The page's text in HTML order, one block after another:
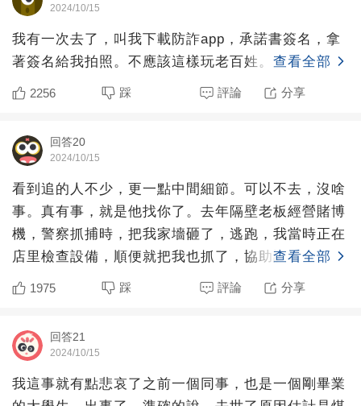
2024/10/15
我有一次去了，叫我下載防詐app，承諾書簽名，拿
著簽名給我拍照。不應該這樣玩老百姓。 查看全部
2256 踩 評論 分享
回答20
2024/10/15
看到追的人不少，更一點中間細節。可以不去，沒啥
事。真有事，就是他找你了。去年隔壁老板經營賭博
機，警察抓捕時，把我家墻砸了，逃跑，我當時正在
店里檢查設備，順便就把我也抓了，協助調查了一
宿。讓我們在現場蹲
查看全部
1975 踩 評論 分享
回答21
2024/10/15
我這事就有點悲哀了之前一個同事，也是一個剛畢業